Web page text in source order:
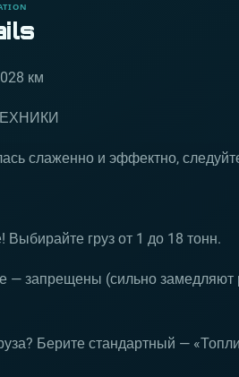
км
слаженно и эффектно,
груз от 1 до 18 тонн.
— запрещены (сильно замедляют
Берите стандартный —